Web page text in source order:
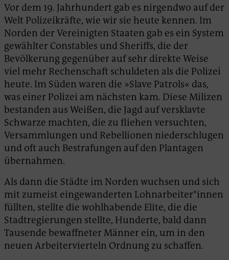
Vor dem 19. Jahrhundert gab es nirgendwo auf der
Welt Polizeikräfte, wie wir sie heute kennen. Im
Norden der Vereinigten Staaten gab es ein System
gewählter Constables und Sheriffs, die der
Bevölkerung gegenüber auf sehr direkte Weise
viel mehr Rechenschaft schuldeten als die Polizei
heute. Im Süden waren die »Slave Patrols« das,
was einer Polizei am nächsten kam. Diese Milizen
bestanden aus Weißen, die Jagd auf versklavte
Schwarze machten, die zu fliehen versuchten,
Versammlungen und Rebellionen niederschlugen
und oft auch Bestrafungen auf den Plantagen
übernahmen.
Als dann die Städte im Norden wuchsen und sich
mit zumeist eingewanderten Lohnarbeiter*innen
füllten, stellte die wohlhabende Elite, die die
Stadtregierungen stellte, Hunderte, bald dann
Tausende bewaffneter Männer ein, um in den
neuen Arbeitervierteln Ordnung zu schaffen.